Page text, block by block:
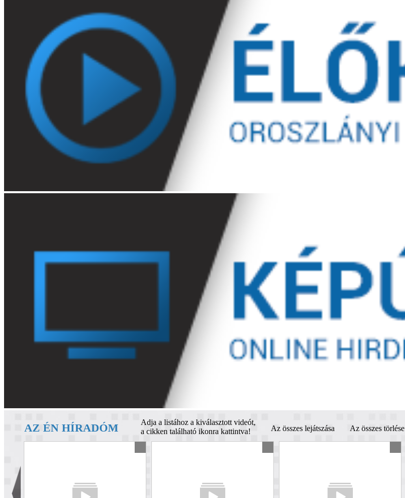
AZ ÉN HÍRADÓM
Adja a listához a kiválasztott videót,
a cikken található ikonra kattintva!
Az összes lejátszása Az összes törlése